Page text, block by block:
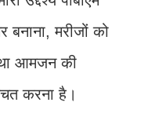
मरीजों को
आमजन की
करना है।